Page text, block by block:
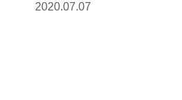
2020.07.07